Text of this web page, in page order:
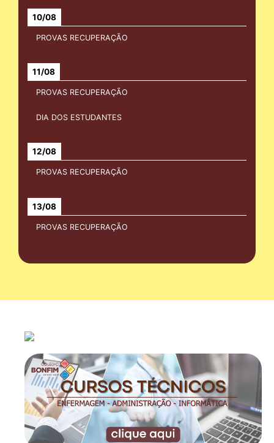
10/08
PROVAS RECUPERAÇÃO
11/08
PROVAS RECUPERAÇÃO
DIA DOS ESTUDANTES
12/08
PROVAS RECUPERAÇÃO
13/08
PROVAS RECUPERAÇÃO